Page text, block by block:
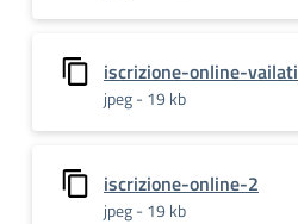
iscrizione-online-vailati
jpeg - 19 kb
iscrizione-online-2
jpeg - 19 kb